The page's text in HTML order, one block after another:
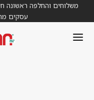
עסקים